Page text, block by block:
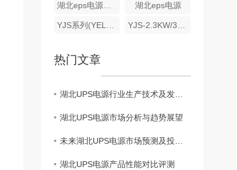
湖北eps电源厂家 湖北eps电源
YJS系列(YEL/S)(动力/照明)消防设备应急电源 YJS-2.3KW/3.7KW/5.5KW 湖北EPS电源
热门文章
湖北UPS电源行业生产技术及发展前景解析
湖北UPS电源市场分析与趋势展望
未来湖北UPS电源市场预测及投资建议
湖北UPS电源产品性能对比评测